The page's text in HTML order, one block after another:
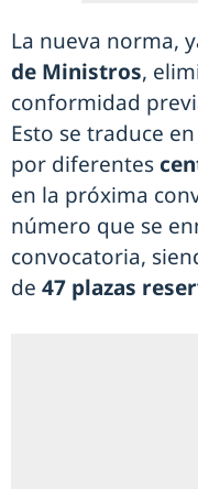
La nueva norma,
de Ministros,
conformidad
Esto se traduce
por diferentes
en la próxima
número que se
convocatoria,
de 47 plazas